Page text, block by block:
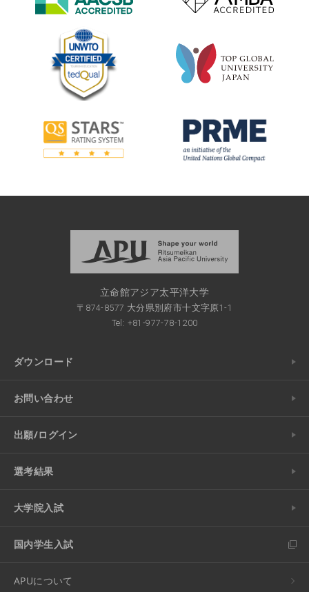
立命館アジア太平洋大学
〒874-8577 大分県別府市十文字原1-1
Tel: +81-977-78-1200
ダウンロード
お問い合わせ
出願/ログイン
選考結果
大学院入試
国内学生入試
APUについて